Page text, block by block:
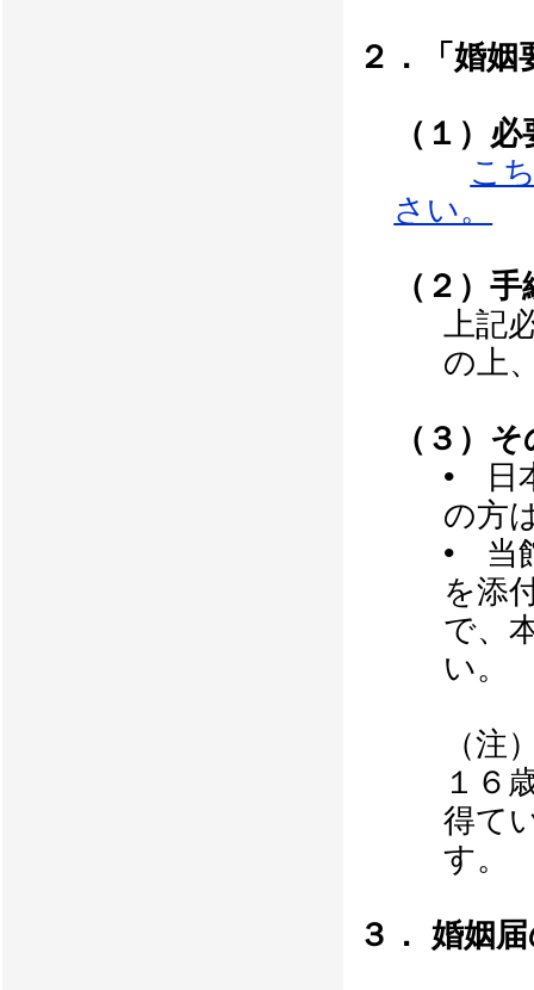
２．「婚
（１）
こ
さい。
（２）手
上記
の上
（３）
• 日
の方
• 当
を添
で、
い。
（注
１６
得て
す。
３． 婚姻